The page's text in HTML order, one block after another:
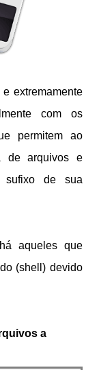
extremamente
com os
permitem ao
de arquivos e
sufixo de sua
aqueles que
(shell) devido
a